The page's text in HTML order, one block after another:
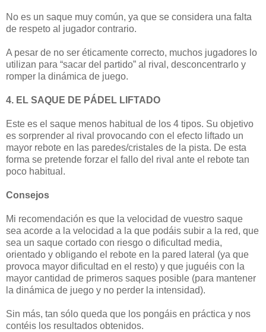
No es un saque muy común, ya que se considera una falta
de respeto al jugador contrario.
A pesar de no ser éticamente correcto, muchos jugadores lo
utilizan para “sacar del partido” al rival, desconcentrarlo y
romper la dinámica de juego.
4. EL SAQUE DE PÁDEL LIFTADO
Este es el saque menos habitual de los 4 tipos. Su objetivo
es sorprender al rival provocando con el efecto liftado un
mayor rebote en las paredes/cristales de la pista. De esta
forma se pretende forzar el fallo del rival ante el rebote tan
poco habitual.
Consejos
Mi recomendación es que la velocidad de vuestro saque
sea acorde a la velocidad a la que podáis subir a la red, que
sea un saque cortado con riesgo o dificultad media,
orientado y obligando el rebote en la pared lateral (ya que
provoca mayor dificultad en el resto) y que juguéis con la
mayor cantidad de primeros saques posible (para mantener
la dinámica de juego y no perder la intensidad).
Sin más, tan sólo queda que los pongáis en práctica y nos
contéis los resultados obtenidos.